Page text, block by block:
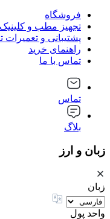
فروشگاه
تجهیز مطب و
پشتیبانی و تعمیرات
راهنمای خرید
تماس با ما
تماس
بلاگ
زبان و ارز
زبان
واحد پول